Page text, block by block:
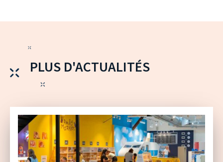
PLUS D'ACTUALITÉS